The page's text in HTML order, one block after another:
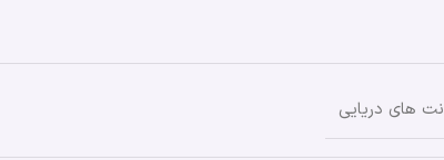
نت های دریایی